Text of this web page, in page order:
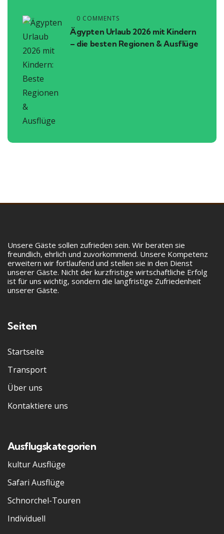
0 COMMENTS
Ägypten Urlaub 2026 mit Kindern
– die besten Regionen & Ausflüge
Unsere Gäste sollen zufrieden sein. Wir beraten sie
freundlich, ehrlich und zuvorkommend. Unsere Kompetenz
erweitern wir fortlaufend und stellen sie in den Dienst
unserer Gäste. Nicht der kurzfristige wirtschaftliche Erfolg
ist für uns wichtig, sondern die langfristige Zufriedenheit
unserer Gäste.
Seiten
Startseite
Transport
Über uns
Kontaktiere uns
Ausflugskategorien
kultur Ausflüge
Safari Ausflüge
Schnorchel-Touren
Individuell